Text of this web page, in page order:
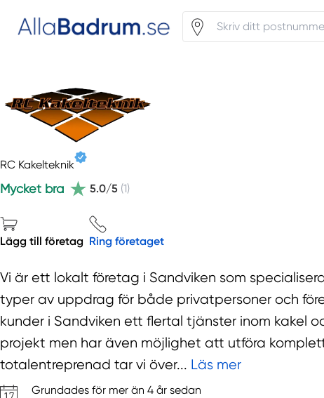
RC Kakelteknik
Mycket bra 5.0/5 (1)
Lägg till företag Ring företaget
Vi är ett lokalt företag i Sandviken som
typer av uppdrag för både privatpersoner och
kunder i Sandviken ett flertal tjänster inom kakel
projekt men har även möjlighet att utföra
totalentreprenad tar vi över... Läs mer
Grundades för mer än 4 år sedan